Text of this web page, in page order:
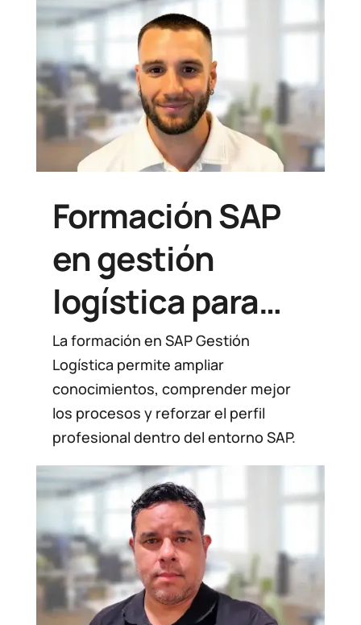
Formación SAP
en gestión
logística para
aportar más
valor y crecer
profesionalmente
La formación en SAP Gestión
Logística permite ampliar
conocimientos, comprender mejor
los procesos y reforzar el perfil
profesional dentro del entorno SAP.